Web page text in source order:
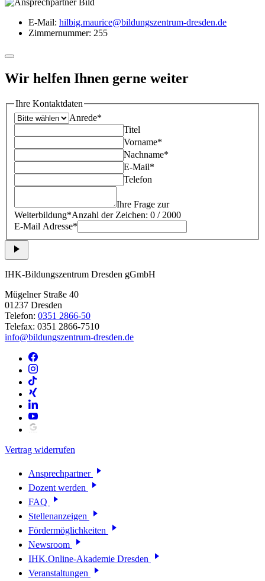
E-Mail: hilbig.maurice@bildungszentrum-dresden.de
Zimmernummer: 255
Wir helfen Ihnen gerne weiter
Ihre Kontaktdaten
Anrede*
Titel
Vorname*
Nachname*
E-Mail*
Telefon
Ihre Frage zur
Weiterbildung*Anzahl der Zeichen: 0 / 2000
E-Mail Adresse*
IHK-Bildungszentrum Dresden gGmbH
Mügelner Straße 40
01237 Dresden
Telefon: 0351 2866-50
Telefax: 0351 2866-7510
info@bildungszentrum-dresden.de
Vertrag widerrufen
Ansprechpartner
Dozent werden
FAQ
Stellenanzeigen
Fördermöglichkeiten
Newsroom
IHK.Online-Akademie Dresden
Veranstaltungen